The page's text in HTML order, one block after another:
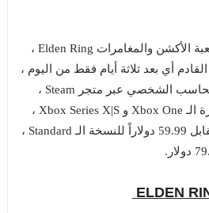
لم يتبقي الكثير علي إطلاق لعبة الأكشن والمغامرات Elden Ring ،
فستصدر في 25 فبراير 2022 القادم أي بعد ثلاثة أيام فقط من اليوم ،
كما انها ستصدر عبر أجهزة الحاسب الشخصي عبر متجر Steam ،
وأجهزة PS4 و PS5 وأيضاً أجهزة الـ Xbox One و Xbox Series X|S ،
بإمكانك حجز اللعبة مسبقاً مقابل 59.99 دولاراً للنسخة الـ Standard ،